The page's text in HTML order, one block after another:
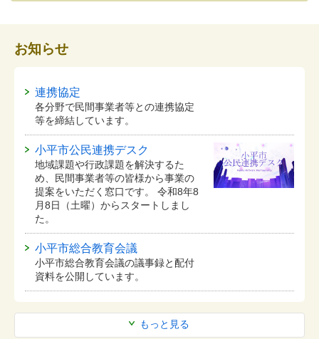
お知らせ
もっと見る
連携協定
各分野で民間事業者等との連携協定
等を締結しています。
小平市公民連携デスク
地域課題や行政課題を解決するた
め、民間事業者等の皆様から事業の
提案をいただく窓口です。 令和8年8
月8日（土曜）からスタートしまし
た。
小平市総合教育会議
小平市総合教育会議の議事録と配付
資料を公開しています。